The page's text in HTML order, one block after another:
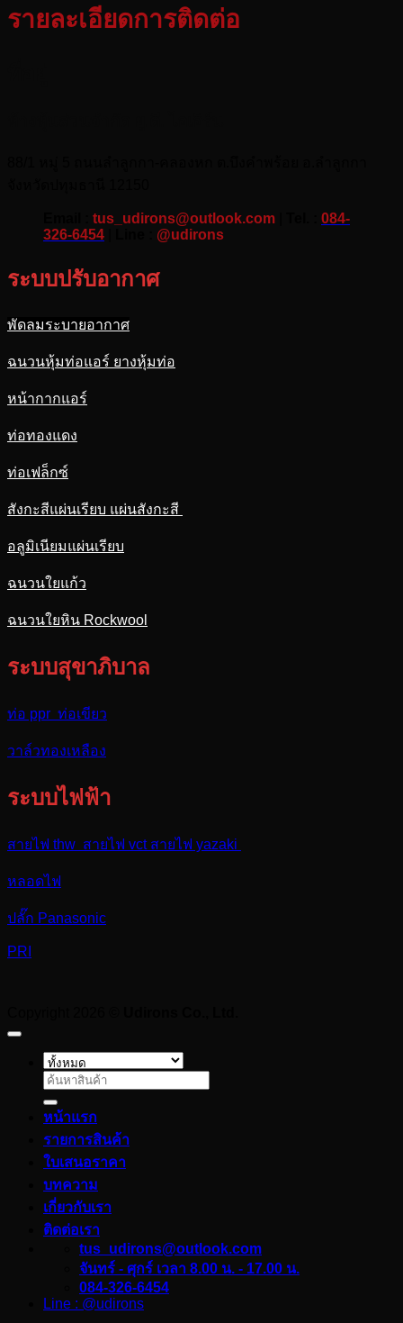
รายละเอียดการติดต่อ
tus_udirons@outlook.com
084-
326-6454
@udirons
ระบบปรับอากาศ
พัดลมระบายอากาศ
ฉนวนหุ้มท่อแอร์ ยางหุ้มท่อ
หน้ากากแอร์
ท่อทองแดง
ท่อเฟล็กซ์
สังกะสีแผ่นเรียบ แผ่นสังกะสี
อลูมิเนียมแผ่นเรียบ
ฉนวนใยแก้ว
ฉนวนใยหิน Rockwool
ระบบสุขาภิบาล
ท่อ ppr ท่อเขียว
วาล์วทองเหลือง
ระบบไฟฟ้า
สายไฟ thw สายไฟ vct สายไฟ yazaki
หลอดไฟ
ปลั๊ก Panasonic
PRI
ค้นหา:
หน้าแรก
รายการสินค้า
ใบเสนอราคา
บทความ
เกี่ยวกับเรา
ติดต่อเรา
tus_udirons@outlook.com
จันทร์ - ศุกร์ เวลา 8.00 น. - 17.00 น.
084-326-6454
Line : @udirons